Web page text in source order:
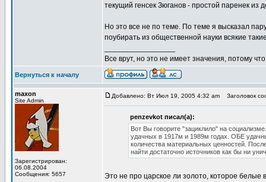
текущий генсек Зюганов - простой паренек
Но это все не по теме. По теме я высказал
поубирать из общественной науки всякие
Все врут, но это не имеет значения, потому
Вернуться к началу
maxon
Site Admin
Зарегистрирован:
06.08.2004
Сообщения: 5657
Добавлено: Вт Июл 19, 2005 4:32 am Заголовок
penzevkot писал(а):
Вот Вы говорите "зациклило" на
удачных в 1917м и 1989м годах. ОБЕ
количества материальных ценностей.
найти достаточно источников как бы ни
Это не про царское ли золото, которое